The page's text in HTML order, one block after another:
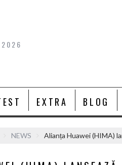
2026
EXTRA BLOG
NEWS Alianța Huawei (HIMA)